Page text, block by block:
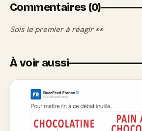
Commentaires (0)
Sois le premier à réagir 👀
À voir aussi